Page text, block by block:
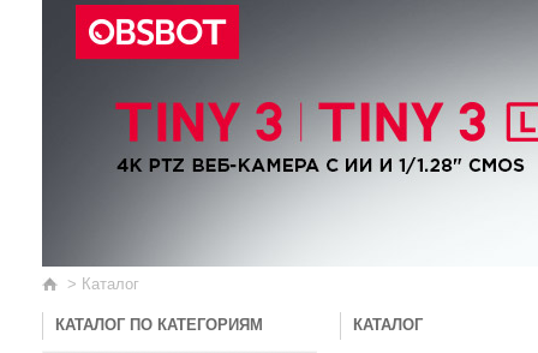
> Каталог
КАТАЛОГ ПО КАТЕГОРИЯМ КАТАЛОГ